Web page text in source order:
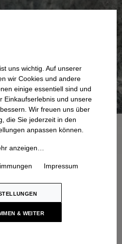
uns wichtig. Auf unserer
wir Cookies und andere
einige essentiell sind und
Einkaufserlebnis und unsere
Wir freuen uns über
die Sie jederzeit in den
anpassen können.
anzeigen…
Impressum
& WEITER